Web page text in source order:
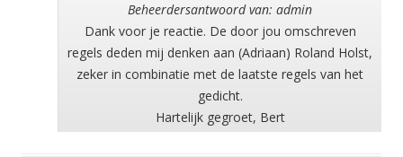
Beheerdersantwoord van: admin
Dank voor je reactie. De door jou omschreven
regels deden mij denken aan (Adriaan) Roland Holst,
zeker in combinatie met de laatste regels van het
gedicht.
Hartelijk gegroet, Bert